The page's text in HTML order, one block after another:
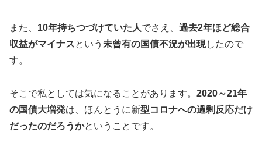
また、 10年持ちつづけていた人でさえ、 過去2年ほど総合
収益がマイナスという 未曾有の国債不況が出現したので
す。
そこで私としては気になることがあります。 2020～21年
の国債大増発は、ほんとうに新型コロナへの過剰反応だけ
だったのだろうかということです。